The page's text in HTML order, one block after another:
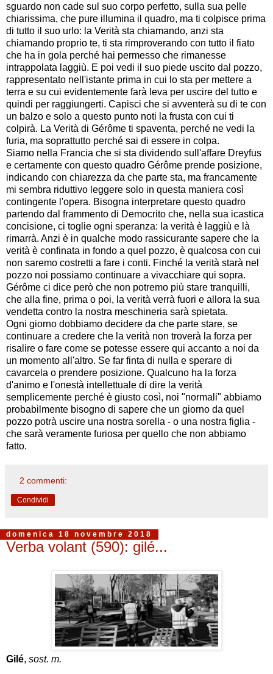
sguardo non cade sul suo corpo perfetto, sulla sua pelle
chiarissima, che pure illumina il quadro, ma ti colpisce prima
di tutto il suo urlo: la Verità sta chiamando, anzi sta
chiamando proprio te, ti sta rimproverando con tutto il fiato
che ha in gola perché hai permesso che rimanesse
intrappolata laggiù. E poi vedi il suo piede uscito dal pozzo,
rappresentato nell'istante prima in cui lo sta per mettere a
terra e su cui evidentemente farà leva per uscire del tutto e
quindi per raggiungerti. Capisci che si avventerà su di te con
un balzo e solo a questo punto noti la frusta con cui ti
colpirà. La Verità di Gérôme ti spaventa, perché ne vedi la
furia, ma soprattutto perché sai di essere in colpa.
Siamo nella Francia che si sta dividendo sull'affare Dreyfus
e certamente con questo quadro Gérôme prende posizione,
indicando con chiarezza da che parte sta, ma francamente
mi sembra riduttivo leggere solo in questa maniera così
contingente l'opera. Bisogna interpretare questo quadro
partendo dal frammento di Democrito che, nella sua icastica
concisione, ci toglie ogni speranza: la verità è laggiù e là
rimarrà. Anzi è in qualche modo rassicurante sapere che la
verità è confinata in fondo a quel pozzo, è qualcosa con cui
non saremo costretti a fare i conti. Finché la verità starà nel
pozzo noi possiamo continuare a vivacchiare qui sopra.
Gérôme ci dice però che non potremo più stare tranquilli,
che alla fine, prima o poi, la verità verrà fuori e allora la sua
vendetta contro la nostra meschineria sarà spietata.
Ogni giorno dobbiamo decidere da che parte stare, se
continuare a credere che la verità non troverà la forza per
risalire o fare come se potesse essere qui accanto a noi da
un momento all'altro. Se far finta di nulla e sperare di
cavarcela o prendere posizione. Qualcuno ha la forza
d'animo e l'onestà intellettuale di dire la verità
semplicemente perché è giusto così, noi "normali" abbiamo
probabilmente bisogno di sapere che un giorno da quel
pozzo potrà uscire una nostra sorella - o una nostra figlia -
che sarà veramente furiosa per quello che non abbiamo
fatto.
2 commenti:
Condividi
domenica 18 novembre 2018
Verba volant (590): gilé...
Gilé, sost. m.